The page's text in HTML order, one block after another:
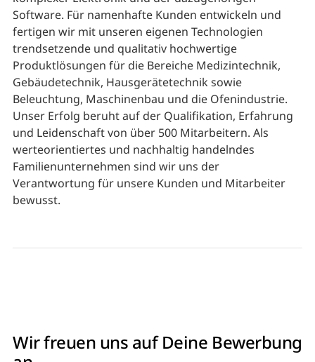
Software. Für namenhafte Kunden entwickeln und
fertigen wir mit unseren eigenen Technologien
trendsetzende und qualitativ hochwertige
Produktlösungen für die Bereiche Medizintechnik,
Gebäudetechnik, Hausgerätetechnik sowie
Beleuchtung, Maschinenbau und die Ofenindustrie.
Unser Erfolg beruht auf der Qualifikation, Erfahrung
und Leidenschaft von über 500 Mitarbeitern. Als
werteorientiertes und nachhaltig handelndes
Familienunternehmen sind wir uns der
Verantwortung für unsere Kunden und Mitarbeiter
bewusst.
Wir freuen uns auf Deine Bewerbung